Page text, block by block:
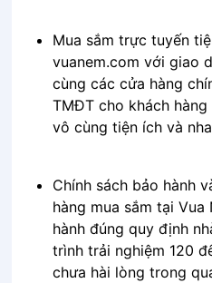
Mua sắm trực tuyến
vuanem.com với giao
cùng các cửa hàng
TMĐT cho khách
vô cùng tiện ích và
Chính sách bảo hành
hàng mua sắm tại
hành đúng quy định
trình trải nghiệm 120
chưa hài lòng trong